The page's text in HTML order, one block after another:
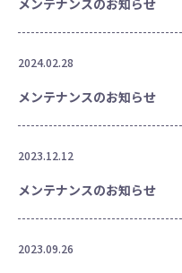
メンテナンスのお知らせ
2024.02.28
メンテナンスのお知らせ
2023.12.12
メンテナンスのお知らせ
2023.09.26